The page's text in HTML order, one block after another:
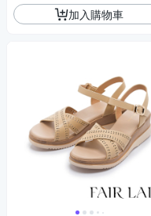
加入購物車